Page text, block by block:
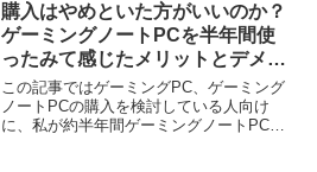
購入はやめといた方がいいのか？
ゲーミングノートPCを半年間使
ったみて感じたメリットとデメリ
ットまとめ！
この記事ではゲーミングPC、ゲーミング
ノートPCの購入を検討している人向け
に、私が約半年間ゲーミングノートPCを